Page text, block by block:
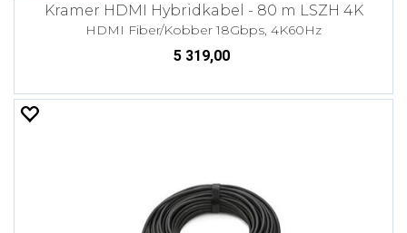
Kramer HDMI Hybridkabel - 80 m LSZH 4K
HDMI Fiber/Kobber 18Gbps, 4K60Hz
5 319,00